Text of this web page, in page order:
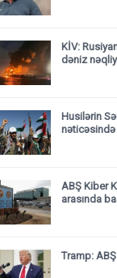
KİV:
dəniz
Husilərin
nəticəsində
ABŞ Kiber
arasında
Tramp: ABŞ